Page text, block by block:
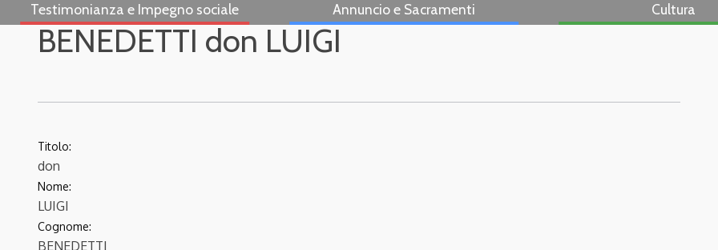
Testimonianza e Impegno sociale Annuncio e Sacramenti Cultura
BENEDETTI don LUIGI
Titolo:
don
Nome:
LUIGI
Cognome:
BENEDETTI